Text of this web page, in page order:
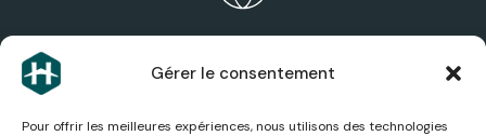
Gérer le consentement
Pour offrir les meilleures expériences, nous utilisons des technologies
Découvrez les expertises, services et sociétés du